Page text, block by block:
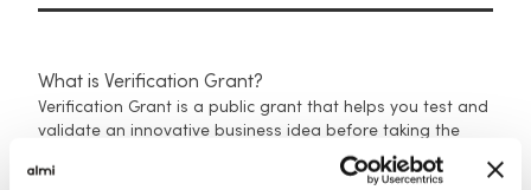
What is Verification Grant?
Verification Grant is a public grant that helps you test and
validate an innovative business idea before taking the